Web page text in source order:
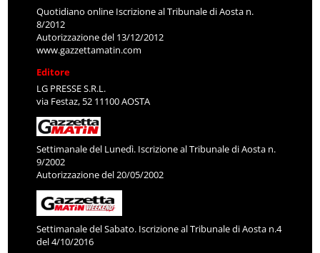
Quotidiano online Iscrizione al Tribunale di Aosta n.
8/2012
Autorizzazione del 13/12/2012
www.gazzettamatin.com
Editore
LG PRESSE S.R.L.
via Festaz, 52 11100 AOSTA
Settimanale del Lunedì. Iscrizione al Tribunale di Aosta n.
9/2002
Autorizzazione del 20/05/2002
Settimanale del Sabato. Iscrizione al Tribunale di Aosta n.4
del 4/10/2016